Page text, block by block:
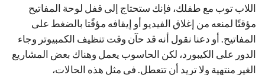
اللاب توب مع طفلك، فإنك ستحتاج إلى قفل لوحة المفاتيح
مؤقتًا لمنعه من إغلاق الفيديو أو إيقافه مؤقًتا بالضغط على
المفاتيح. أو دعنا نقول أنه قد حآن وقت تنظيف الكمبيوتر وجاء
الدور على الكيبورد، لكن الحاسوب يعمل وهناك بعض المشاريع
الغير منتهية ولا تريد أن تتعطل. فى مثل هذه الحالات،